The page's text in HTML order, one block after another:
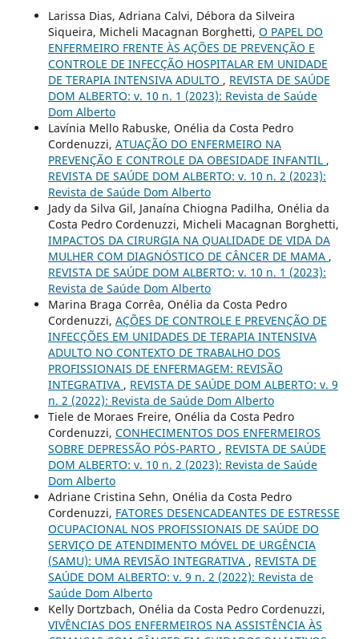
Larissa Dias, Adriana Calvi, Débora da Silveira
Siqueira, Micheli Macagnan Borghetti, O PAPEL DO
ENFERMEIRO FRENTE ÀS AÇÕES DE PREVENÇÃO E
CONTROLE DE INFECÇÃO HOSPITALAR EM UNIDADE
DE TERAPIA INTENSIVA ADULTO , REVISTA DE SAÚDE
DOM ALBERTO: v. 10 n. 1 (2023): Revista de Saúde
Dom Alberto
Lavínia Mello Rabuske, Onélia da Costa Pedro
Cordenuzzi, ATUAÇÃO DO ENFERMEIRO NA
PREVENÇÃO E CONTROLE DA OBESIDADE INFANTIL ,
REVISTA DE SAÚDE DOM ALBERTO: v. 10 n. 2 (2023):
Revista de Saúde Dom Alberto
Jady da Silva Gil, Janaína Chiogna Padilha, Onélia da
Costa Pedro Cordenuzzi, Micheli Macagnan Borghetti,
IMPACTOS DA CIRURGIA NA QUALIDADE DE VIDA DA
MULHER COM DIAGNÓSTICO DE CÂNCER DE MAMA ,
REVISTA DE SAÚDE DOM ALBERTO: v. 10 n. 1 (2023):
Revista de Saúde Dom Alberto
Marina Braga Corrêa, Onélia da Costa Pedro
Cordenuzzi, AÇÕES DE CONTROLE E PREVENÇÃO DE
INFECÇÕES EM UNIDADES DE TERAPIA INTENSIVA
ADULTO NO CONTEXTO DE TRABALHO DOS
PROFISSIONAIS DE ENFERMAGEM: REVISÃO
INTEGRATIVA , REVISTA DE SAÚDE DOM ALBERTO: v. 9
n. 2 (2022): Revista de Saúde Dom Alberto
Tiele de Moraes Freire, Onélia da Costa Pedro
Cordenuzzi, CONHECIMENTOS DOS ENFERMEIROS
SOBRE DEPRESSÃO PÓS-PARTO , REVISTA DE SAÚDE
DOM ALBERTO: v. 10 n. 2 (2023): Revista de Saúde
Dom Alberto
Adriane Cristina Sehn, Onélia da Costa Pedro
Cordenuzzi, FATORES DESENCADEANTES DE ESTRESSE
OCUPACIONAL NOS PROFISSIONAIS DE SAÚDE DO
SERVIÇO DE ATENDIMENTO MÓVEL DE URGÊNCIA
(SAMU): UMA REVISÃO INTEGRATIVA , REVISTA DE
SAÚDE DOM ALBERTO: v. 9 n. 2 (2022): Revista de
Saúde Dom Alberto
Kelly Dortzbach, Onélia da Costa Pedro Cordenuzzi,
VIVÊNCIAS DOS ENFERMEIROS NA ASSISTÊNCIA ÀS